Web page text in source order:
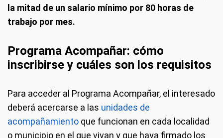
la mitad de un salario mínimo por 80 horas de
trabajo por mes.
Programa Acompañar: cómo
inscribirse y cuáles son los requisitos
Para acceder al Programa Acompañar, el interesado
deberá acercarse a las unidades de
acompañamiento que funcionan en cada localidad
o municipio en el que vivan y que haya firmado los